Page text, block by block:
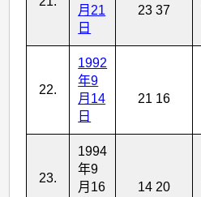
月21
日
23 37
22.
1992
年9
月14
日
21 16
23.
1994
年9
月16
14 20